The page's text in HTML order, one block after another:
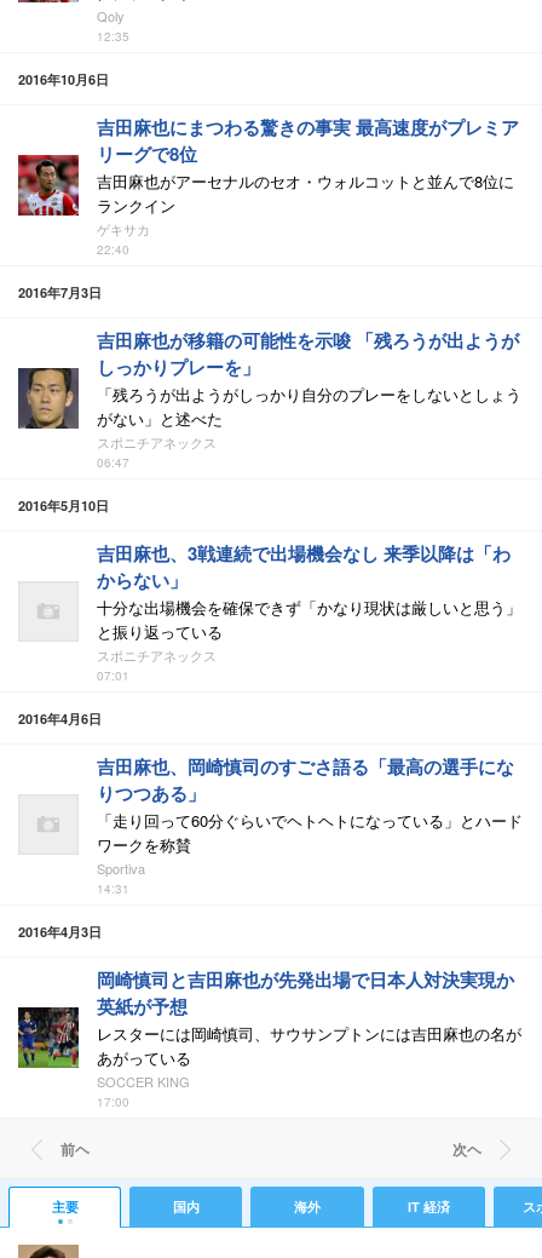
Qoly
12:35
2016年10月6日
吉田麻也にまつわる驚きの事実 最高速度がプレミア
リーグで8位
吉田麻也がアーセナルのセオ・ウォルコットと並んで8位に
ランクイン
ゲキサカ
22:40
2016年7月3日
吉田麻也が移籍の可能性を示唆 「残ろうが出ようが
しっかりプレーを」
「残ろうが出ようがしっかり自分のプレーをしないとしょう
がない」と述べた
スポニチアネックス
06:47
2016年5月10日
吉田麻也、3戦連続で出場機会なし 来季以降は「わ
からない」
十分な出場機会を確保できず「かなり現状は厳しいと思う」
と振り返っている
スポニチアネックス
07:01
2016年4月6日
吉田麻也、岡崎慎司のすごさ語る「最高の選手にな
りつつある」
「走り回って60分ぐらいでヘトヘトになっている」とハード
ワークを称賛
Sportiva
14:31
2016年4月3日
岡崎慎司と吉田麻也が先発出場で日本人対決実現か
英紙が予想
レスターには岡崎慎司、サウサンプトンには吉田麻也の名が
あがっている
SOCCER KING
17:00
前ヘ 次ヘ
主要 国内 海外 IT 経済 ス